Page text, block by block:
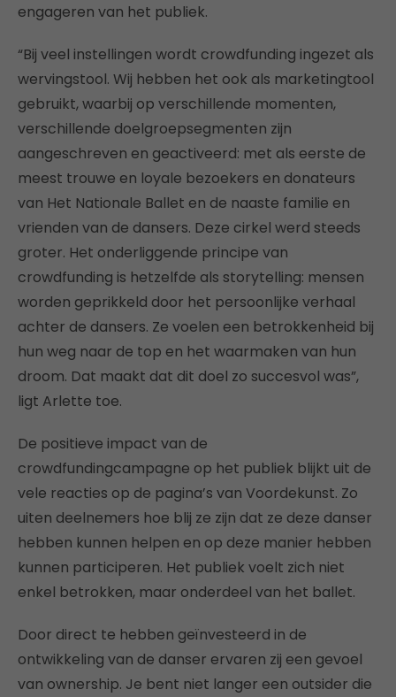
engageren van het publiek.
“Bij veel instellingen wordt crowdfunding ingezet als
wervingstool. Wij hebben het ook als marketingtool
gebruikt, waarbij op verschillende momenten,
verschillende doelgroepsegmenten zijn
aangeschreven en geactiveerd: met als eerste de
meest trouwe en loyale bezoekers en donateurs
van Het Nationale Ballet en de naaste familie en
vrienden van de dansers. Deze cirkel werd steeds
groter. Het onderliggende principe van
crowdfunding is hetzelfde als storytelling: mensen
worden geprikkeld door het persoonlijke verhaal
achter de dansers. Ze voelen een betrokkenheid bij
hun weg naar de top en het waarmaken van hun
droom. Dat maakt dat dit doel zo succesvol was”,
ligt Arlette toe.
De positieve impact van de
crowdfundingcampagne op het publiek blijkt uit de
vele reacties op de pagina’s van Voordekunst. Zo
uiten deelnemers hoe blij ze zijn dat ze deze danser
hebben kunnen helpen en op deze manier hebben
kunnen participeren. Het publiek voelt zich niet
enkel betrokken, maar onderdeel van het ballet.
Door direct te hebben geïnvesteerd in de
ontwikkeling van de danser ervaren zij een gevoel
van ownership. Je bent niet langer een outsider die